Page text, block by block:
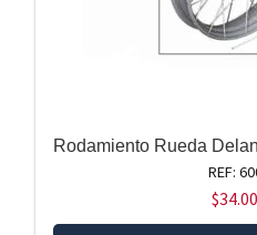
Rodamiento Rueda
REF:
$